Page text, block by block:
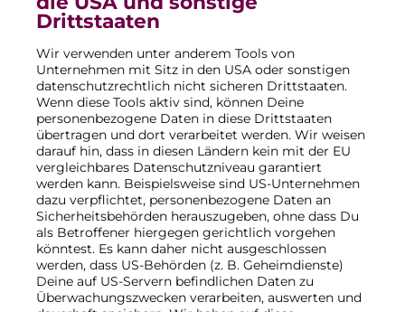
Drittstaaten
Wir verwenden unter anderem Tools von
Unternehmen mit Sitz in den USA oder sonstigen
datenschutzrechtlich nicht sicheren Drittstaaten.
Wenn diese Tools aktiv sind, können Deine
personenbezogene Daten in diese Drittstaaten
übertragen und dort verarbeitet werden. Wir weisen
darauf hin, dass in diesen Ländern kein mit der EU
vergleichbares Datenschutzniveau garantiert
werden kann. Beispielsweise sind US-Unternehmen
dazu verpflichtet, personenbezogene Daten an
Sicherheitsbehörden herauszugeben, ohne dass Du
als Betroffener hiergegen gerichtlich vorgehen
könntest. Es kann daher nicht ausgeschlossen
werden, dass US-Behörden (z. B. Geheimdienste)
Deine auf US-Servern befindlichen Daten zu
Überwachungszwecken verarbeiten, auswerten und